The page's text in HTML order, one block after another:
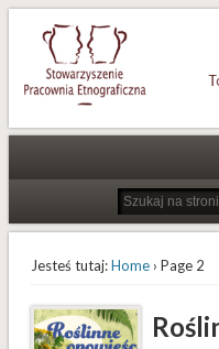
To etnografki i etnografowie,
Jesteś tutaj:Home› Page 2